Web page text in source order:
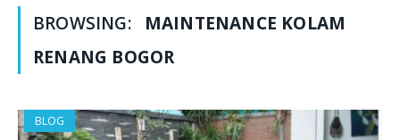
BROWSING:
MAINTENANCE KOLAM
RENANG BOGOR
BLOG